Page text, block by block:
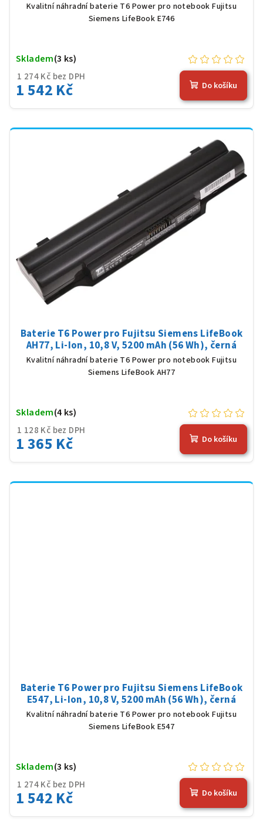
Kvalitní náhradní baterie T6 Power pro notebook Fujitsu
Siemens LifeBook E746
1 274 Kč bez DPH
1 542 Kč
Skladem(3 ks)
Do košíku
Baterie T6 Power pro Fujitsu Siemens LifeBook
AH77, Li-Ion, 10,8 V, 5200 mAh (56 Wh), černá
Kvalitní náhradní baterie T6 Power pro notebook Fujitsu
Siemens LifeBook AH77
1 128 Kč bez DPH
1 365 Kč
Skladem(4 ks)
Do košíku
Baterie T6 Power pro Fujitsu Siemens LifeBook
E547, Li-Ion, 10,8 V, 5200 mAh (56 Wh), černá
Kvalitní náhradní baterie T6 Power pro notebook Fujitsu
Siemens LifeBook E547
1 274 Kč bez DPH
1 542 Kč
Skladem(3 ks)
Do košíku